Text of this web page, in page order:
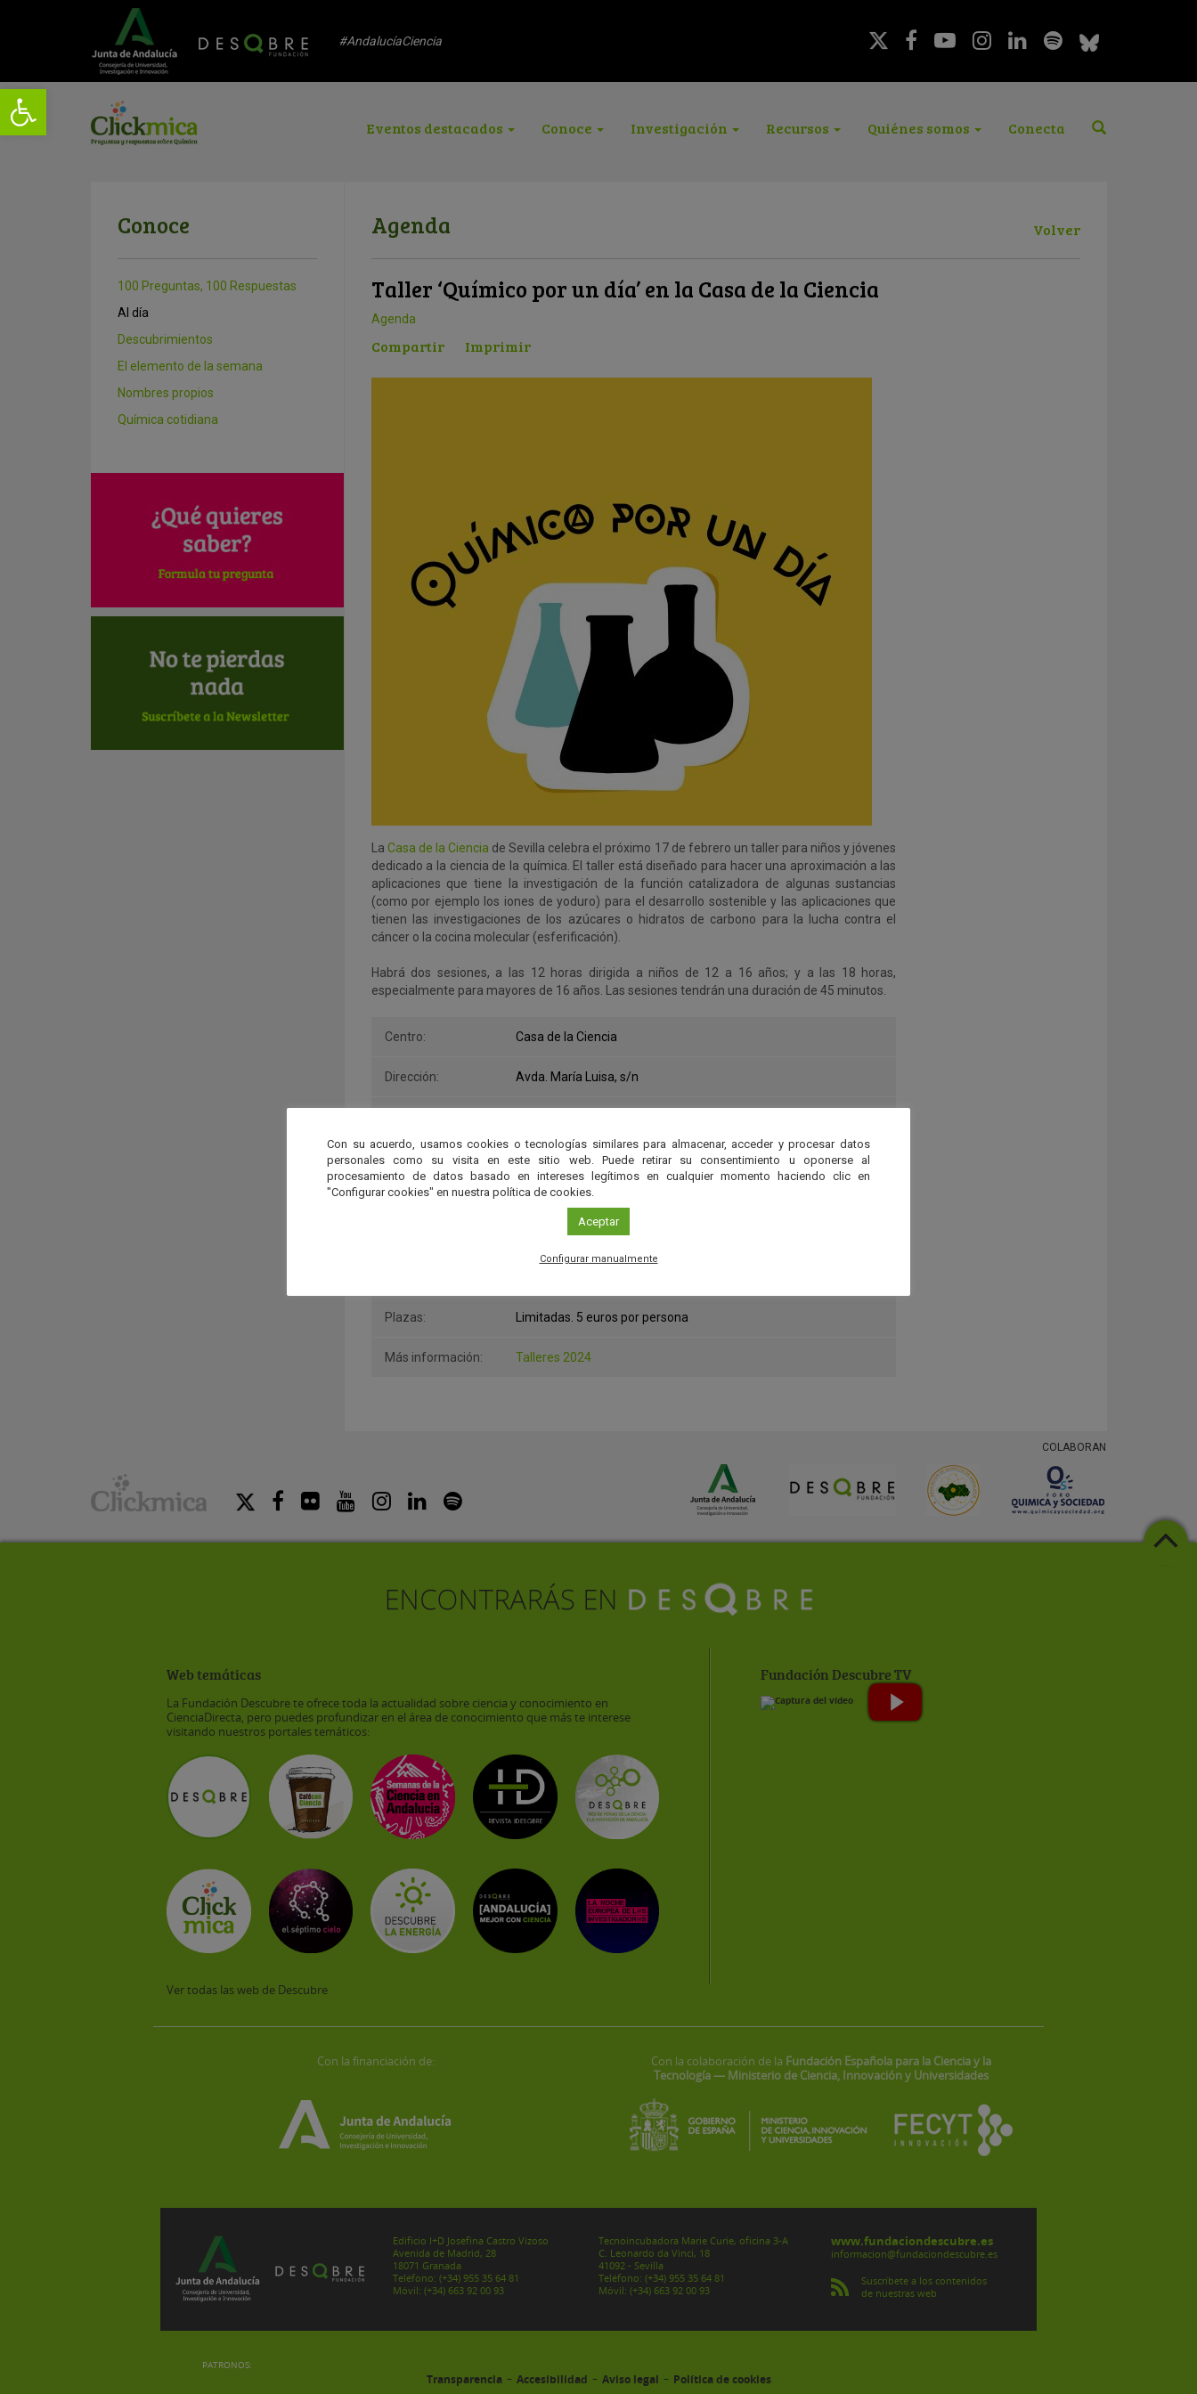
#AndalucíaCiencia
Eventos destacados Conoce Investigación Recursos Quiénes somos Conecta
Conoce
100 Preguntas, 100 Respuestas
Al día
Descubrimientos
El elemento de la semana
Nombres propios
Química cotidiana
Agenda Volver
Taller ‘Químico por un día’ en la Casa de la Ciencia
Agenda
Compartir Imprimir
La Casa de la Ciencia de Sevilla celebra el próximo 17 de febrero un taller para niños y jóvenes
dedicado a la ciencia de la química. El taller está diseñado para hacer una aproximación a las
aplicaciones que tiene la investigación de la función catalizadora de algunas sustancias
(como por ejemplo los iones de yoduro) para el desarrollo sostenible y las aplicaciones que
tienen las investigaciones de los azúcares o hidratos de carbono para la lucha contra el
cáncer o la cocina molecular (esferificación).
Habrá dos sesiones, a las 12 horas dirigida a niños de 12 a 16 años; y a las 18 horas,
especialmente para mayores de 16 años. Las sesiones tendrán una duración de 45 minutos.
Centro: Casa de la Ciencia
Dirección: Avda. María Luisa, s/n
Fecha: 17 de Febrero
Horario: De 12 a 12.45 horas De 18 a 18.45 horas
Casa de la Ciencia
Plazas: Limitadas. 5 euros por persona
Más información: Talleres 2024
COLABORAN
Web temáticas
La Fundación Descubre te ofrece toda la actualidad sobre ciencia y conocimiento en
CienciaDirecta, pero puedes profundizar en el área de conocimiento que más te interese
visitando nuestros portales temáticos:
Ver todas las web de Descubre
Fundación Descubre TV
Con la financiación de: Con la colaboración de la Fundación Española para la Ciencia y la
Tecnología — Ministerio de Ciencia, Innovación y Universidades
Edificio I+D Josefina Castro Vizoso
Avenida de Madrid, 28
18071 Granada
Teléfono: (+34) 955 35 64 81
Móvil: (+34) 663 92 00 93
Tecnoincubadora Marie Curie, oficina 3-A
C. Leonardo da Vinci, 18
41092 - Sevilla
Teléfono: (+34) 955 35 64 81
Móvil: (+34) 663 92 00 93
www.fundaciondescubre.es
informacion@fundaciondescubre.es
Suscríbete a los contenidos
de nuestras web
PATRONOS:
Transparencia - Accesibilidad - Aviso legal - Política de cookies
Con su acuerdo, usamos cookies o tecnologías similares para almacenar, acceder y procesar datos
personales como su visita en este sitio web. Puede retirar su consentimiento u oponerse al
procesamiento de datos basado en intereses legítimos en cualquier momento haciendo clic en
"Configurar cookies" en nuestra política de cookies.
Aceptar
Configurar manualmente